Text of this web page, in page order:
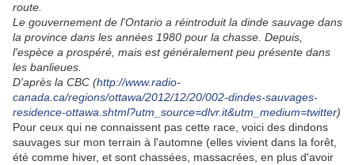
route.
Le gouvernement de l'Ontario a réintroduit la dinde sauvage dans
la province dans les années 1980 pour la chasse. Depuis,
l'espèce a prospéré, mais est généralement peu présente dans
les banlieues.
D'après la CBC (http://www.radio-
canada.ca/regions/ottawa/2012/12/20/002-dindes-sauvages-
residence-ottawa.shtml?utm_source=dlvr.it&utm_medium=twitter)
Pour ceux qui ne connaissent pas cette race, voici des dindons
sauvages sur mon terrain à l'automne (elles vivient dans la forêt,
été comme hiver, et sont chassées, massacrées, en plus d'avoir